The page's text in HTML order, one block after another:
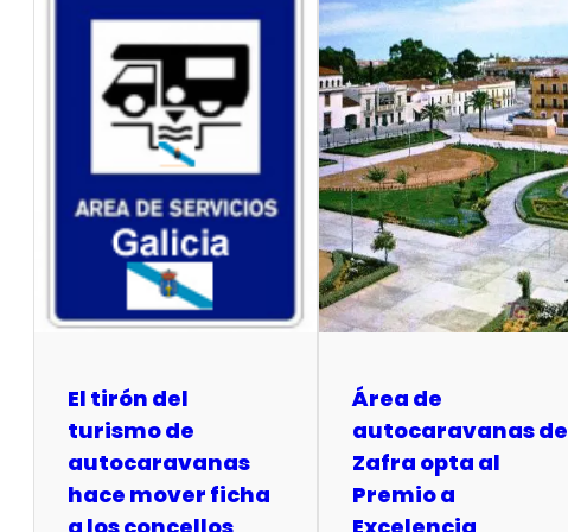
El tirón del
turismo de
autocaravanas
hace mover ficha
Área de
autocaravanas de
Zafra opta al
Premio a